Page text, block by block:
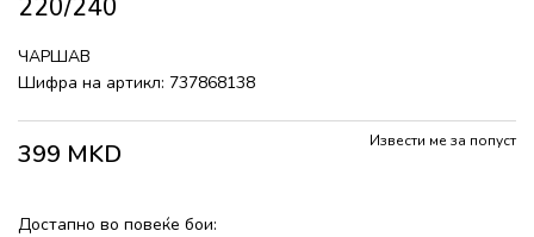
220/240
ЧАРШАВ
Шифра на артикл: 737868138
399 MKD Извести ме за попуст
Достапно во повеќе бои: